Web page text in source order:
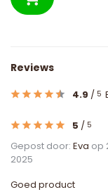
Reviews
4.9 / 5
5 / 5
Gepost door: Eva op
2025
Goed product